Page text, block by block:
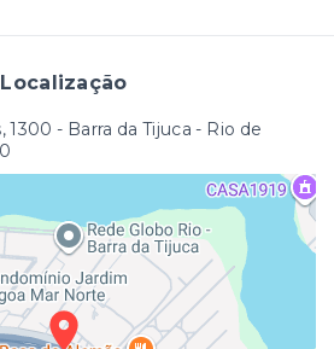
Localização
- Barra da Tijuca - Rio de